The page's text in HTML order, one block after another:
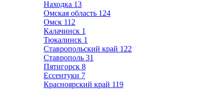
Находка 13
Омская область 124
Омск 112
Калачинск 1
Тюкалинск 1
Ставропольский край 122
Ставрополь 31
Пятигорск 8
Ессентуки 7
Красноярский край 119